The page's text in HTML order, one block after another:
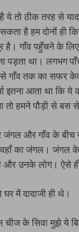
ये तो ठीक तरह से
सकता है हम दोनों ही
है। गाँव पहुँचने के
पड़ता था। लगभग
गाँव तक का सफर
इतना आता था कि ये
तो हमने पौड़ी से
जंगल और गाँव के बीच
वहाँ का जंगल।
और उनके लोग। ऐसे
में दादाजी ही थे।
चीज के सिवा मुझे ये